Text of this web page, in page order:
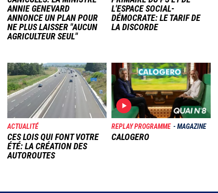
ANNIE GENEVARD
ANNONCE UN PLAN POUR
NE PLUS LAISSER "AUCUN
AGRICULTEUR SEUL"
L'ESPACE SOCIAL-
DÉMOCRATE: LE TARIF DE
LA DISCORDE
Image
ACTUALITÉ
CES LOIS QUI FONT VOTRE
ÉTÉ: LA CRÉATION DES
AUTOROUTES
Image
REPLAY PROGRAMME MAGAZINE
CALOGERO